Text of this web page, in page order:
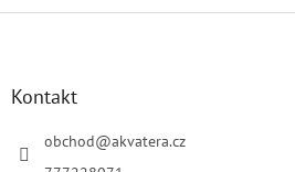
Kontakt
obchod@akvatera.cz